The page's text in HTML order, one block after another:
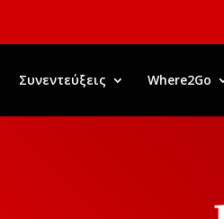
Συνεντεύξεις Where2Go